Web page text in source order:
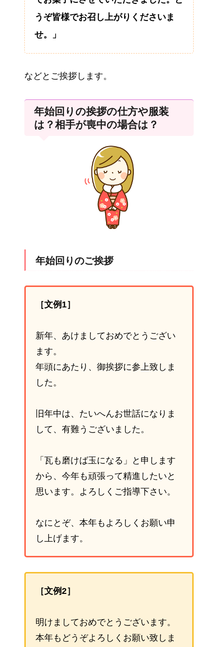
うぞ皆様でお召し上がりくださいま
せ。」
などとご挨拶します。
年始回りの挨拶の仕方や服装
は？相手が喪中の場合は？
年始回りのご挨拶
［文例1］
新年、あけましておめでとうござい
ます。
年頭にあたり、御挨拶に参上致しま
した。
旧年中は、たいへんお世話になりま
して、有難うございました。
「瓦も磨けば玉になる」と申します
から、今年も頑張って精進したいと
思います。よろしくご指導下さい。
なにとぞ、本年もよろしくお願い申
し上げます。
［文例2］
明けましておめでとうございます。
本年もどうぞよろしくお願い致しま